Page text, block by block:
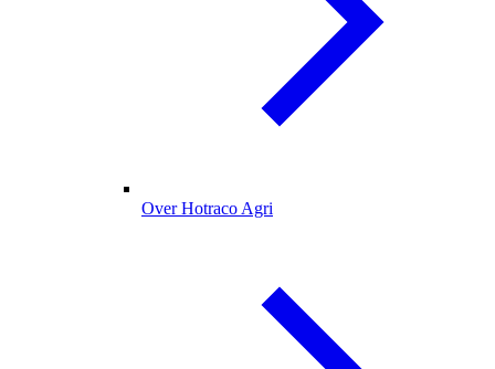
Over Hotraco Agri